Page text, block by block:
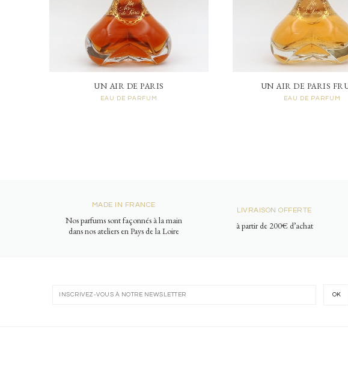
UN AIR DE PARIS
EAU DE PARFUM
UN AIR DE PARIS
EAU DE PARFUM
MADE IN FRANCE
Nos parfums sont façonnés à la main
dans nos ateliers en Pays de la Loire
LIVRAISON OFFERTE
à partir de 200€ d’achat
OK